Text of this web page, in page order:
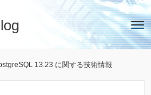
13.23 に関する技術情報